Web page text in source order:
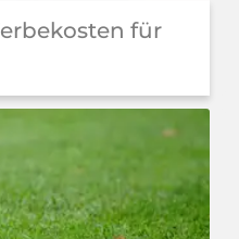
für